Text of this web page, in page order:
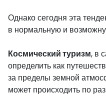
Однако сегодня эта
в нормальную и
Космический туризм, в
определить как
за пределы земной
может происходить по